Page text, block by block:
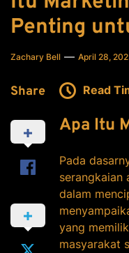
Penting
Zachary Bell April 28,
Share Read
Apa Itu
Pada
serangkaian
dalam
yang
masyarakat